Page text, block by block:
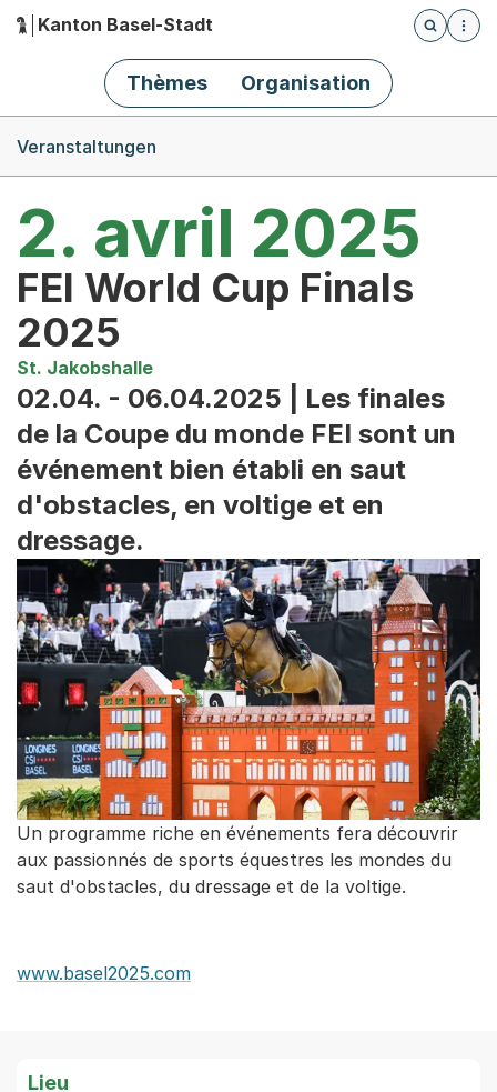
Hauptnavigation
Kanton Basel-Stadt
Öffnet
Thèmes Organisation
Veranstaltungen
FEI World Cup Finals
2025
2. avril 2025
St. Jakobshalle
02.04. - 06.04.2025 | Les finales
de la Coupe du monde FEI sont un
événement bien établi en saut
d'obstacles, en voltige et en
dressage.
Un programme riche en événements fera découvrir
aux passionnés de sports équestres les mondes du
saut d'obstacles, du dressage et de la voltige.
www.basel2025.com
Lieu